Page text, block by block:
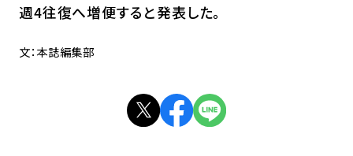
週4往復へ増便すると発表した。
文：本誌編集部